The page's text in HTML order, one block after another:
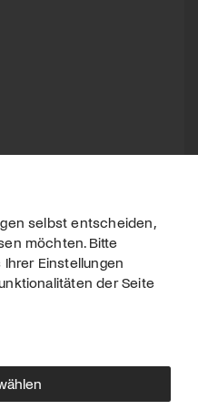
selbst entscheiden,
möchten. Bitte
Einstellungen
der Seite